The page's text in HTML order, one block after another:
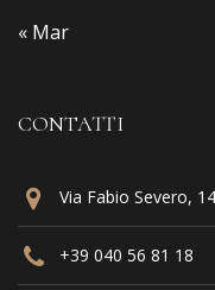
« Mar
CONTATTI
Via Fabio Severo,
+39 040 56 81 18